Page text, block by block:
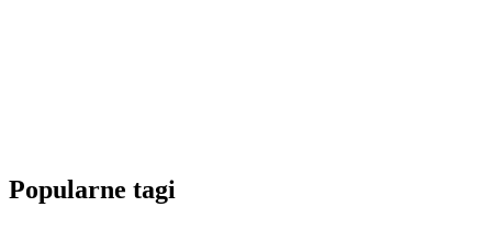
Popularne tagi